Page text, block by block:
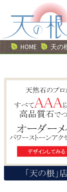
ー
シ
ン
ン
ツ
ス
HOME 天の
ブレスレット
ネックレス
リング
誕生石で選ぶ
干支石で選ぶ
石の名前で選ぶ